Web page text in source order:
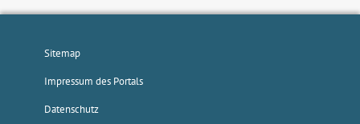
Sitemap
Impressum des Portals
Datenschutz